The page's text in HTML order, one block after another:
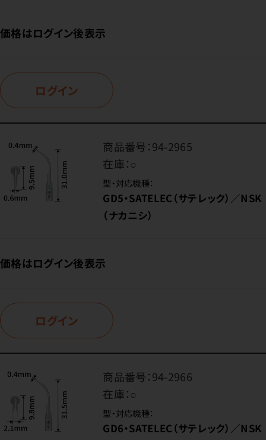
価格はログイン後表示
ログイン
商品番号：94-2965
在庫：○
型・対応機種：
GD5・SATELEC（サテレック）／NSK
（ナカニシ）
価格はログイン後表示
ログイン
商品番号：94-2966
在庫：○
型・対応機種：
GD6・SATELEC（サテレック）／NSK